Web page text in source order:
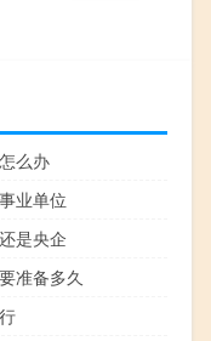
么办
业单位
是央企
准备多久